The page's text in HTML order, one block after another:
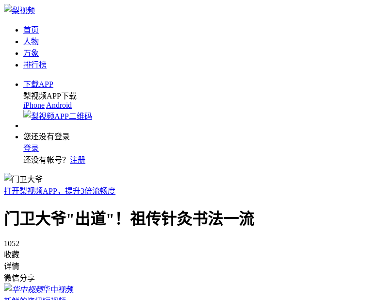
首页
人物
万象
排行榜
下载APP
梨视频APP下载
iPhone Android
您还没有登录
登录
还没有帐号？ 注册
打开梨视频APP，提升3倍流畅度
门卫大爷"出道"！祖传针灸书法一流
1052
收藏
详情
微信分享
华中视频